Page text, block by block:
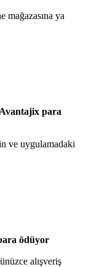
mağazasına ya
para
ve uygulamadaki
ödüyor
alışveriş